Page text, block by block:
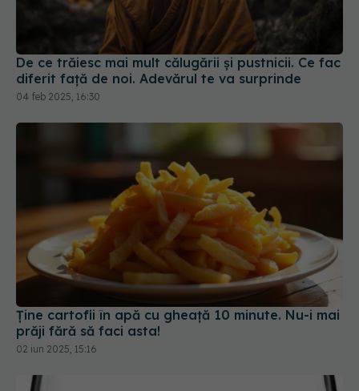
De ce trăiesc mai mult călugării și pustnicii. Ce fac
diferit față de noi. Adevărul te va surprinde
Ține cartofii în apă cu gheață 10 minute. Nu-i mai
prăji fără să faci asta!